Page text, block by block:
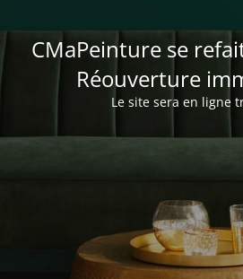
CMaPeinture se
Réouverture
Le site sera en ligne